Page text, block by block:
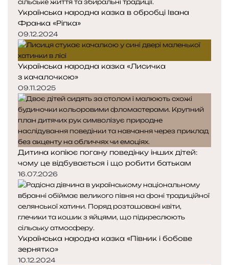
Українська народна казка в обробці Івана
Франка «Ріпка»
09.12.2024
Українська народна казка «Лисичка
з качалочкою»
09.11.2025
Дитина копіює погану поведінку інших дітей:
чому це відбувається і що робити батькам
16.07.2026
Українська народна казка «Півник і бобове
зернятко»
10.12.2024